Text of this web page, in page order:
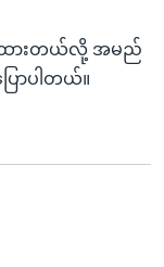
ထားတယ်လို့ အမည်
ာပါတယ်။